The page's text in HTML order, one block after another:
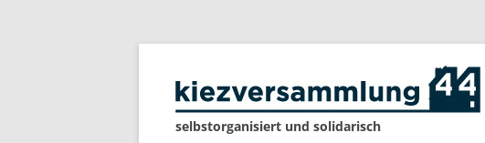
selbstorganisiert und solidarisch